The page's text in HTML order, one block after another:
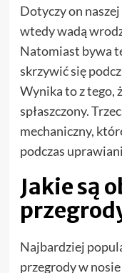
Dotyczy on
wtedy wadą
Natomiast bywa
skrzywić się
Wynika to z tego,
spłaszczony.
mechaniczny,
podczas
Jakie są
Najbardziej
przegrody w